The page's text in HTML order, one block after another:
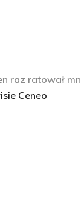
raz ratował
Ceneo